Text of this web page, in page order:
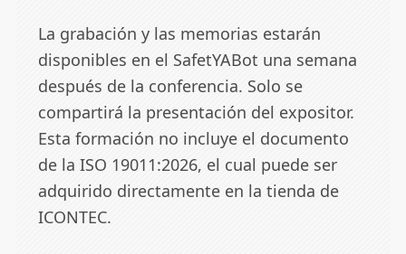
La grabación y las memorias estarán
disponibles en el SafetYABot una semana
después de la conferencia. Solo se
compartirá la presentación del expositor.
Esta formación no incluye el documento
de la ISO 19011:2026, el cual puede ser
adquirido directamente en la tienda de
ICONTEC.